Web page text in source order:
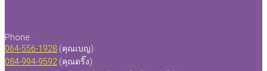
Phone:
064-556-1928 (คุณเบญ)
084-994-9592 (คุณดริ๊ง)